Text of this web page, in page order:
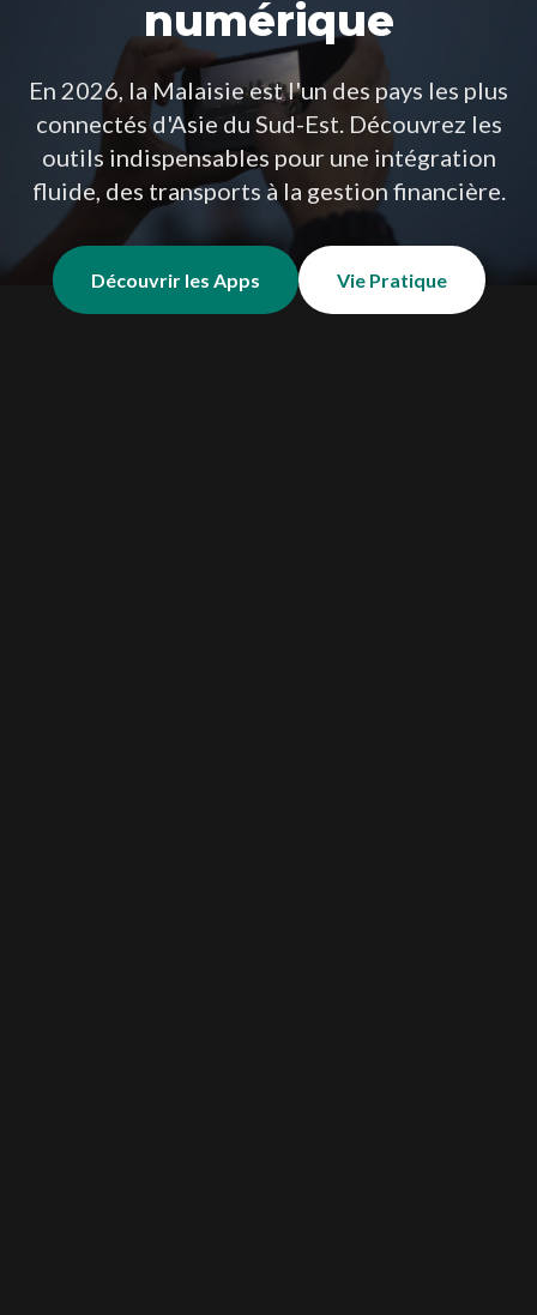
numérique
En 2026, la Malaisie est l'un des pays les plus
connectés d'Asie du Sud-Est. Découvrez les
outils indispensables pour une intégration
fluide, des transports à la gestion financière.
Découvrir les Apps Vie Pratique